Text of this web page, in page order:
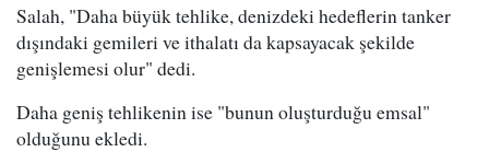
Salah, "Daha büyük tehlike, denizdeki hedeflerin tanker
dışındaki gemileri ve ithalatı da kapsayacak şekilde
genişlemesi olur" dedi.
Daha geniş tehlikenin ise "bunun oluşturduğu emsal"
olduğunu ekledi.